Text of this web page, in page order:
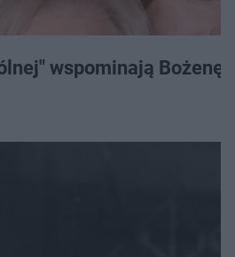
wspominają Bożenę